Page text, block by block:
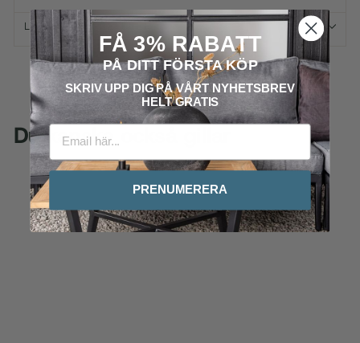
LEVERANS & RETURER
Du kanske också gillar
FÅ 3% RABATT
PÅ DITT FÖRSTA KÖP
SKRIV UPP DIG PÅ VÅRT NYHETSBREV
HELT GRATIS
PRENUMERERA